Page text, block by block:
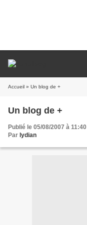
Accueil » Un blog de +
Un blog de +
Publié le 05/08/2007 à 11:40
Par lydian